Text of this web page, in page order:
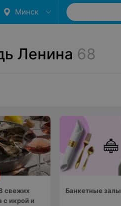
Минск
Ленина 68
свежих
с икрой и
Банкетные залы